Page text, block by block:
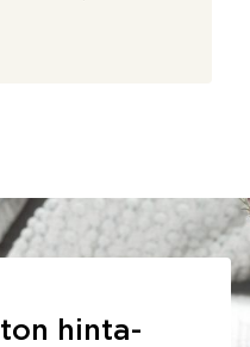
hinta-